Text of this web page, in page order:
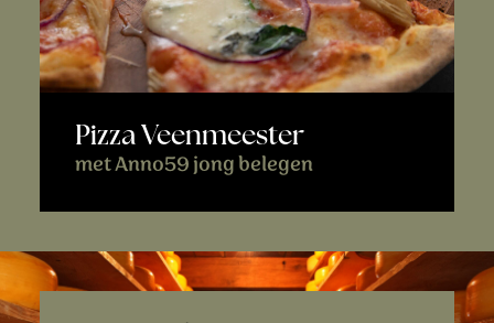
Pizza Veenmeester
met Anno59 jong belegen